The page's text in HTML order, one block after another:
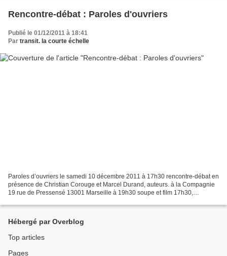
Rencontre-débat : Paroles d'ouvriers
Publié le 01/12/2011 à 18:41
Par transit. la courte échelle
Paroles d’ouvriers le samedi 10 décembre 2011 à 17h30 rencontre-débat en
présence de Christian Corouge et Marcel Durand, auteurs. à la Compagnie
19 rue de Pressensé 13001 Marseille à 19h30 soupe et film 17h30,
Hébergé par Overblog
Top articles
Pages